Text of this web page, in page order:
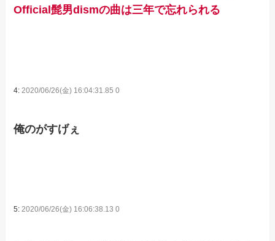
Official髭男dismの曲は三年で忘れられる
4:2020/06/26(金) 16:04:31.85 0
俺のがすげぇ
5:2020/06/26(金) 16:06:38.13 0